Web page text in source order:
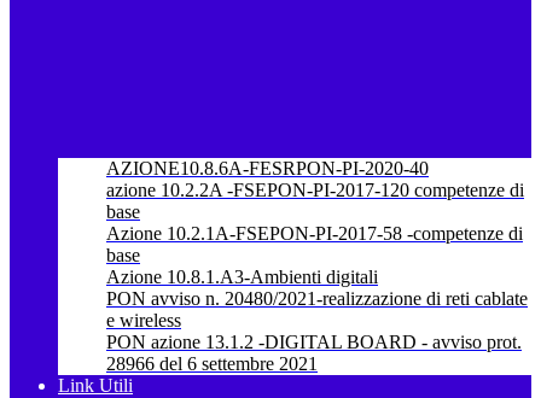
AZIONE10.8.6A-FESRPON-PI-2020-40
azione 10.2.2A -FSEPON-PI-2017-120 competenze di
base
Azione 10.2.1A-FSEPON-PI-2017-58 -competenze di
base
Azione 10.8.1.A3-Ambienti digitali
PON avviso n. 20480/2021-realizzazione di reti cablate
e wireless
PON azione 13.1.2 -DIGITAL BOARD - avviso prot.
28966 del 6 settembre 2021
Link Utili